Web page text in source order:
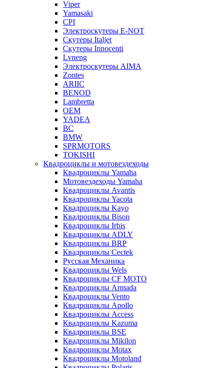
Viper
Yamasaki
CPI
Электроскутеры E-NOT
Скутеры Italjet
Скутеры Innocenti
Lvneng
Электроскутеры AIMA
Zontes
ARIIC
BENOD
Lambretta
OEM
YADEA
BC
BMW
SPRMOTORS
TOKISHI
Квадроциклы и мотовездеходы
Квадроциклы Yamaha
Мотовездеходы Yamaha
Квадроциклы Avantis
Квадроциклы Yacota
Квадроциклы Kayo
Квадроциклы Bison
Квадроциклы Irbis
Квадроциклы ADLY
Квадроциклы BRP
Квадроциклы Cectek
Русская Механика
Квадроциклы Wels
Квадроциклы CF MOTO
Квадроциклы Armada
Квадроциклы Vento
Квадроциклы Apollo
Квадроциклы Access
Квадроциклы Kazuma
Квадроциклы BSE
Квадроциклы Mikilon
Квадроциклы Motax
Квадроциклы Motoland